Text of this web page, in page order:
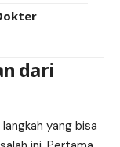
dari
yang bisa